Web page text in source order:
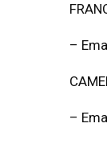
–
–